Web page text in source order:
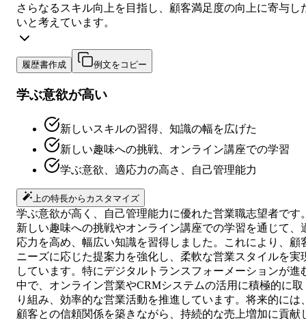
さらなるスキル向上を目指し、顧客満足度の向上に寄与し
いと考えています。
履歴書作成 例文をコピー
学ぶ意欲が高い
新しいスキルの習得、知識の幅を広げた
新しい趣味への挑戦、オンライン講座での学習
学ぶ意欲、適応力の高さ、自己管理能力
上の特長からカスタマイズ
学ぶ意欲が高く、自己管理能力に優れた営業職志望者です
新しい趣味への挑戦やオンライン講座での学習を通じて、
応力を高め、幅広い知識を習得しました。これにより、顧
ニーズに応じた提案力を強化し、柔軟な営業スタイルを実
しています。特にデジタルトランスフォーメーションが進
中で、オンライン営業やCRMシステムの活用に積極的に取
り組み、効率的な営業活動を推進しています。将来的には
顧客との信頼関係を築きながら、持続的な売上増加に貢献